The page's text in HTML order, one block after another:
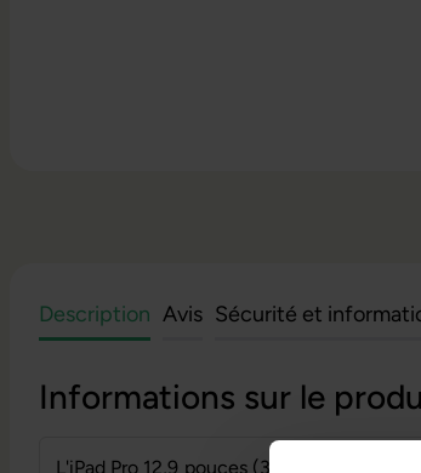
Description Avis Sécurité et
Informations sur le
L'iPad Pro 12,9 pouces (3e génération)